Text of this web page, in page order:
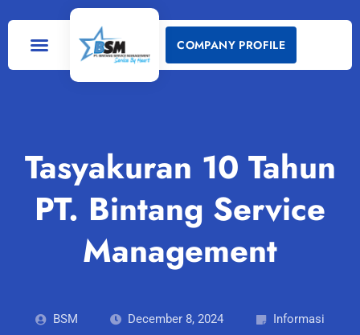
COMPANY PROFILE
Tasyakuran 10 Tahun
PT. Bintang Service
Management
BSM December 8, 2024 Informasi